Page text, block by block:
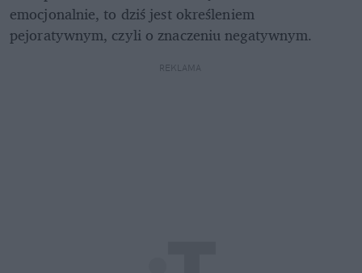
emocjonalnie, to dziś jest określeniem
pejoratywnym, czyli o znaczeniu negatywnym.
REKLAMA